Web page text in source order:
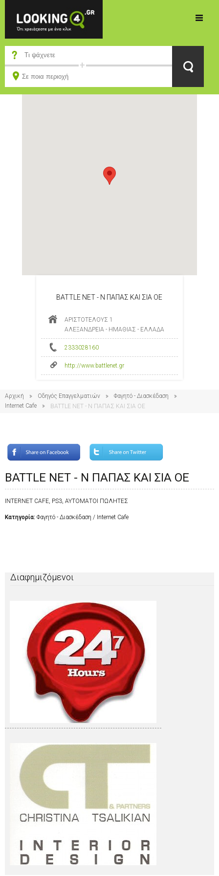
BATTLE NET - Ν ΠΑΠΑΣ ΚΑΙ ΣΙΑ ΟΕ
ΑΡΙΣΤΟΤΕΛΟΥΣ 1
ΑΛΕΞΑΝΔΡΕΙΑ - ΗΜΑΘΙΑΣ - ΕΛΛΑΔΑ
2333028160
http://www.battlenet.gr
Αρχική Οδηγός Επαγγελματιών
Φαγητό - Διασκέδαση
Internet Cafe
BATTLE NET - Ν ΠΑΠΑΣ ΚΑΙ ΣΙΑ ΟΕ
BATTLE NET - Ν ΠΑΠΑΣ ΚΑΙ ΣΙΑ ΟΕ
INTERNET CAFE, PS3, ΑΥΤΟΜΑΤΟΙ ΠΩΛΗΤΕΣ
Κατηγορία: Φαγητό - Διασκέδαση / Internet Cafe
Διαφημιζόμενοι